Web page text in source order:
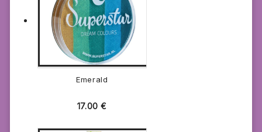
Emerald
17.00€